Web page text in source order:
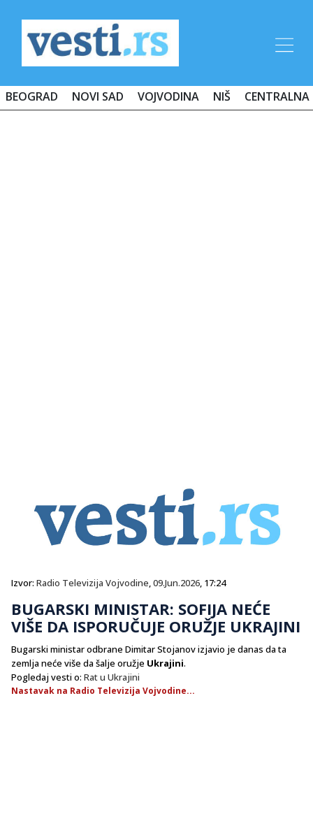
BEOGRAD NOVI SAD VOJVODINA NIŠ CENTRALNA
Izvor: Radio Televizija Vojvodine,09.Jun.2026, 17:24
BUGARSKI MINISTAR: SOFIJA NEĆE
VIŠE DA ISPORUČUJE ORUŽJE UKRAJINI
Bugarski ministar odbrane Dimitar Stojanov izjavio je danas da ta
zemlja neće više da šalje oružje Ukrajini.
Pogledaj vesti o: Rat u Ukrajini
Nastavak na Radio Televizija Vojvodine...